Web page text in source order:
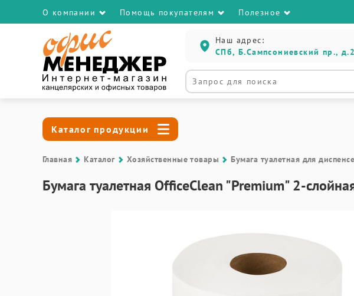
О компании Помощь покупателям Полезное
Наш адрес:
СПб, Б.Сампсониевский пр.,
Каталог продукции
Главная Каталог Хозяйственные товары Бумага туалетная для
Бумага туалетная OfficeClean "Premium" 2-